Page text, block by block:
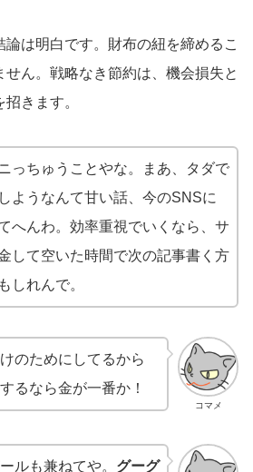
は明白です。財布の紐を締めるこ
せん。戦略なき節約は、機会損失と
きます。
っちゅうことやな。まあ、タダで
ようなんて甘い話、今のSNSに
へんわ。効率重視でいくなら、サ
して空いた時間で次の記事書く方
しれんで。
コマメ
のためにしてるから
るなら金が一番か！
ルも兼ねてや。 グーグ